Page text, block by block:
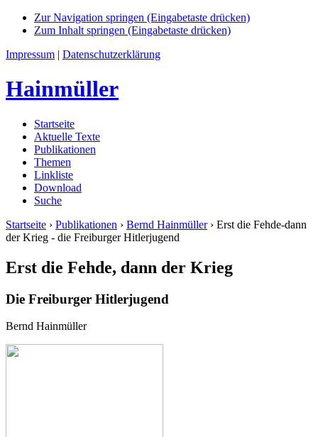
Zur Navigation springen (Eingabetaste drücken)
Zum Inhalt springen (Eingabetaste drücken)
Impressum | Datenschutzerklärung
Hainmüller
Startseite
Aktuelle Texte
Publikationen
Themen
Linkliste
Download
Suche
Startseite › Publikationen › Bernd Hainmüller› Erst die Fehde-dann
der Krieg - die Freiburger Hitlerjugend
Erst die Fehde, dann der Krieg
Die Freiburger Hitlerjugend
Bernd Hainmüller